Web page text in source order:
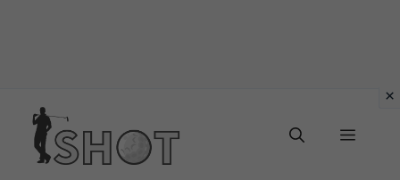
contenuto
Menu